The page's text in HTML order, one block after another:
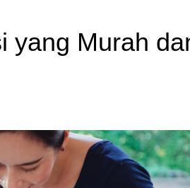
yang Murah